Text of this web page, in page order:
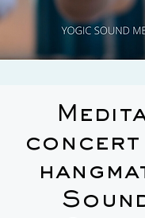
concert